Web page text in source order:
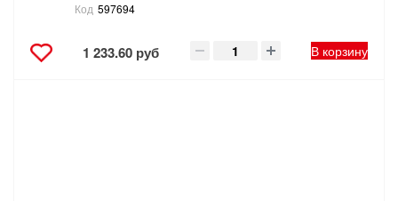
Код 597694
1 233.60 руб В корзину